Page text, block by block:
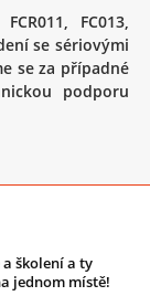
FC013,
se sériovými
se za případné
podporu
školení a ty
jednom místě!